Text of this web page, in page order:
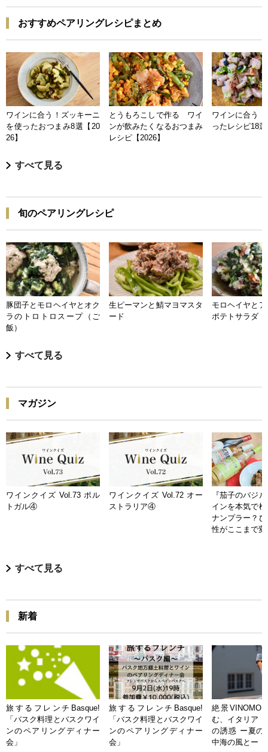
おすすめペアリングレシピまとめ
ワインに合う！ズッキーニ
を使ったおつまみ8選【20
26】
とうもろこしで作る ワイ
ンが飲みたくなるおつまみ
レシピ【2026】
ワインに合う
ったレシピ18
すべて見る
旬のペアリングレシピ
豚団子とモロヘイヤとオク
ラのトロトロスープ（ご
飯）
生ピーマンと鯖マヨマスタ
ード
モロヘイヤと
ポテトサラダ
すべて見る
マガジン
ワインクイズ Vol.73 ポル
トガル④
ワインクイズ Vol.72 オー
ストラリア④
『茄子のバジ
インを本気で
ナンプラー？
性がここまで
すべて見る
新着
旅するフレンチBasque!
「バスク料理とバスクワイ
ンのペアリングディナー
会」
旅するフレンチBasque!
「バスク料理とバスクワイ
ンのペアリングディナー
会」
絶景
む、イタリア
の誘惑 ー夏の
中海の風とー